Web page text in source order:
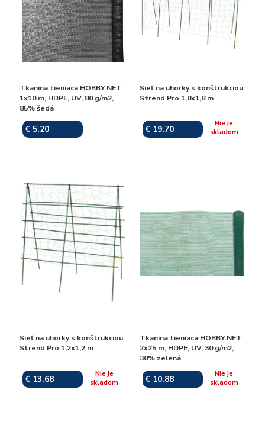
Tkanina tieniaca HOBBY.NET
1x10 m, HDPE, UV, 80 g/m2,
85% šedá
€ 5,20
Sieť na uhorky s konštrukciou
Strend Pro 1,8x1,8 m
€ 19,70
Nie je
skladom
Sieť na uhorky s konštrukciou
Strend Pro 1,2x1,2 m
€ 13,68
Nie je
skladom
Tkanina tieniaca HOBBY.NET
2x25 m, HDPE, UV, 30 g/m2,
30% zelená
€ 10,88
Nie je
skladom